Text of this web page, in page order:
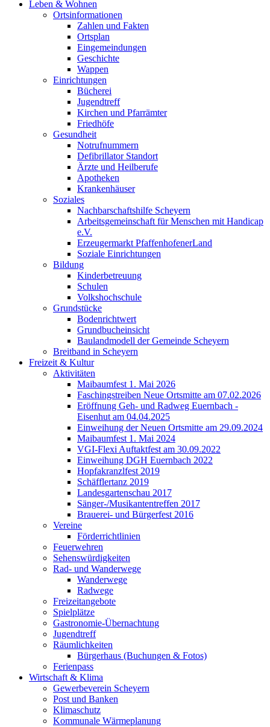
Leben & Wohnen
Ortsinformationen
Zahlen und Fakten
Ortsplan
Eingemeindungen
Geschichte
Wappen
Einrichtungen
Bücherei
Jugendtreff
Kirchen und Pfarrämter
Friedhöfe
Gesundheit
Notrufnummern
Defibrillator Standort
Ärzte und Heilberufe
Apotheken
Krankenhäuser
Soziales
Nachbarschaftshilfe Scheyern
Arbeitsgemeinschaft für Menschen mit Handicap
e.V.
Erzeugermarkt PfaffenhofenerLand
Soziale Einrichtungen
Bildung
Kinderbetreuung
Schulen
Volkshochschule
Grundstücke
Bodenrichtwert
Grundbucheinsicht
Baulandmodell der Gemeinde Scheyern
Breitband in Scheyern
Freizeit & Kultur
Aktivitäten
Maibaumfest 1. Mai 2026
Faschingstreiben Neue Ortsmitte am 07.02.2026
Eröffnung Geh- und Radweg Euernbach -
Eisenhut am 04.04.2025
Einweihung der Neuen Ortsmitte am 29.09.2024
Maibaumfest 1. Mai 2024
VGI-Flexi Auftaktfest am 30.09.2022
Einweihung DGH Euernbach 2022
Hopfakranzlfest 2019
Schäfflertanz 2019
Landesgartenschau 2017
Sänger-/Musikantentreffen 2017
Brauerei- und Bürgerfest 2016
Vereine
Förderrichtlinien
Feuerwehren
Sehenswürdigkeiten
Rad- und Wanderwege
Wanderwege
Radwege
Freizeitangebote
Spielplätze
Gastronomie-Übernachtung
Jugendtreff
Räumlichkeiten
Bürgerhaus (Buchungen & Fotos)
Ferienpass
Wirtschaft & Klima
Gewerbeverein Scheyern
Post und Banken
Klimaschutz
Kommunale Wärmeplanung